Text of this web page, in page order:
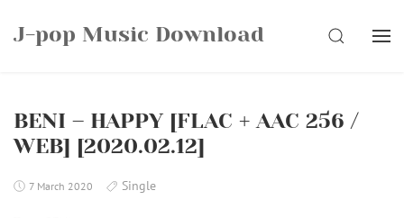
J-pop Music Download SEARCH
BENI – HAPPY [FLAC + AAC 256 /
WEB] [2020.02.12]
7 March 2020 Single